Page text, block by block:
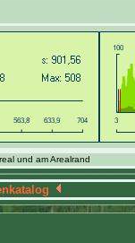
und am Arealrand